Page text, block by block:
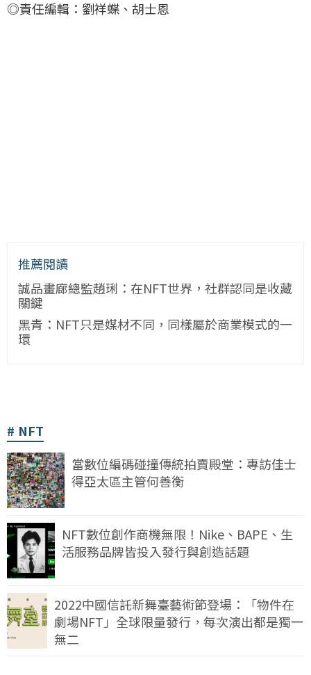
◎責任編輯：劉祥蝶、胡士恩
推薦閱讀
誠品畫廊總監趙琍：在NFT世界，社群認同是收藏
關鍵
黑青：NFT只是媒材不同，同樣屬於商業模式的一
環
NFT
當數位編碼碰撞傳統拍賣殿堂：專訪佳士
得亞太區主管何善衡
NFT數位創作商機無限！Nike、BAPE、生
活服務品牌皆投入發行與創造話題
2022中國信託新舞臺藝術節登場：「物件在
劇場NFT」全球限量發行，每次演出都是獨一
無二